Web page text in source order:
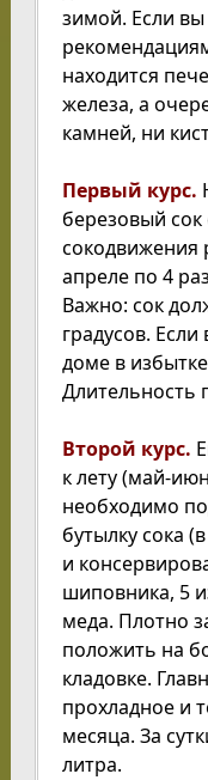
зимой. Если вы
находится
железа, а
камней, ни
Первый курс.
березовый сок
сокодвижения
апреле по 4
Важно: сок
градусов.
доме в
Длительность
Второй курс.
к лету (май-
необходимо
бутылку сока
и
шиповника, 5
меда. Плотно
положить на
кладовке.
прохладное и
месяца. За
литра.